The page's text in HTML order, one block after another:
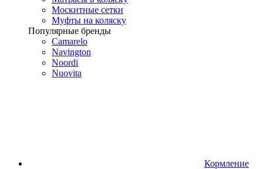
Москитные сетки
Муфты на коляску
Популярные бренды
Camarelo
Navington
Noordi
Nuovita
Кормление